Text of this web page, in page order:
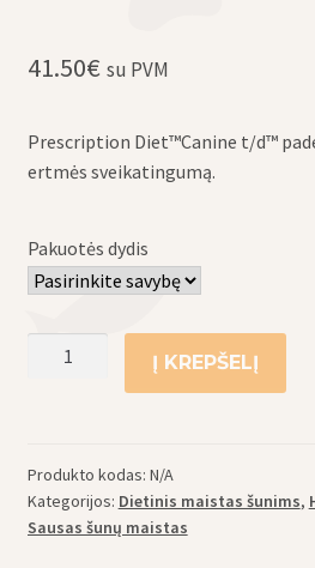
41.50€ su PVM
Prescription Diet™Canine t/d™
ertmės sveikatingumą.
Pakuotės dydis
produkto
maistas
šunims
Prescription
Į KREPŠELĮ
Produkto kodas: N/A
Kategorijos: Dietinis maistas šunims,
Sausas šunų maistas